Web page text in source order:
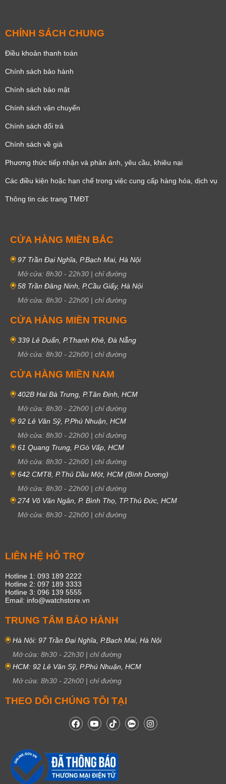
CHÍNH SÁCH CHUNG
Điều khoản thanh toán
Chính sách bảo hành
Chính sách bảo mật
Chính sách vận chuyển
Chính sách đổi trả
Chính sách về giá
Phương thức tiếp nhận và phản ánh, yêu cầu, khiêu nại
Các điều kiện hoặc hạn chế trong việc cung cấp hàng hóa, dịch vụ
Thông tin các trang TMĐT
CỬA HÀNG MIỀN BẮC
97 Trần Đại Nghĩa, P.Bạch Mai, Hà Nội
Mở cửa: 8h30 - 22h30 | chỉ đường
58 Trần Đăng Ninh, P.Cầu Giấy, Hà Nội
Mở cửa: 8h30 - 22h00 | chỉ đường
CỬA HÀNG MIỀN TRUNG
339 Lê Duẩn, P.Thanh Khê, Đà Nẵng
Mở cửa: 8h30 - 22h00 | chỉ đường
CỬA HÀNG MIỀN NAM
402B Hai Bà Trưng, P.Tân Định, HCM
Mở cửa: 8h30 - 22h00 | chỉ đường
92 Lê Văn Sỹ, P.Phú Nhuận, HCM
Mở cửa: 8h30 - 22h00 | chỉ đường
61 Quang Trung, P.Gò Vấp, HCM
Mở cửa: 8h30 - 22h00 | chỉ đường
642 CMT8, P.Thủ Dầu Một, HCM (Bình Dương)
Mở cửa: 8h30 - 22h00 | chỉ đường
274 Võ Văn Ngân, P. Bình Thọ, TP.Thủ Đức, HCM
Mở cửa: 8h30 - 22h00 | chỉ đường
LIÊN HỆ HỖ TRỢ
Hotline 1: 093 189 2222
Hotline 2: 097 189 3333
Hotline 3: 096 139 5555
Email: info@watchstore.vn
TRUNG TÂM BẢO HÀNH
Hà Nội: 97 Trần Đại Nghĩa, P.Bạch Mai, Hà Nội
Mở cửa: 8h30 - 22h30 | chỉ đường
HCM: 92 Lê Văn Sỹ, P.Phú Nhuận, HCM
Mở cửa: 8h30 - 22h00 | chỉ đường
THEO DÕI CHÚNG TÔI TẠI